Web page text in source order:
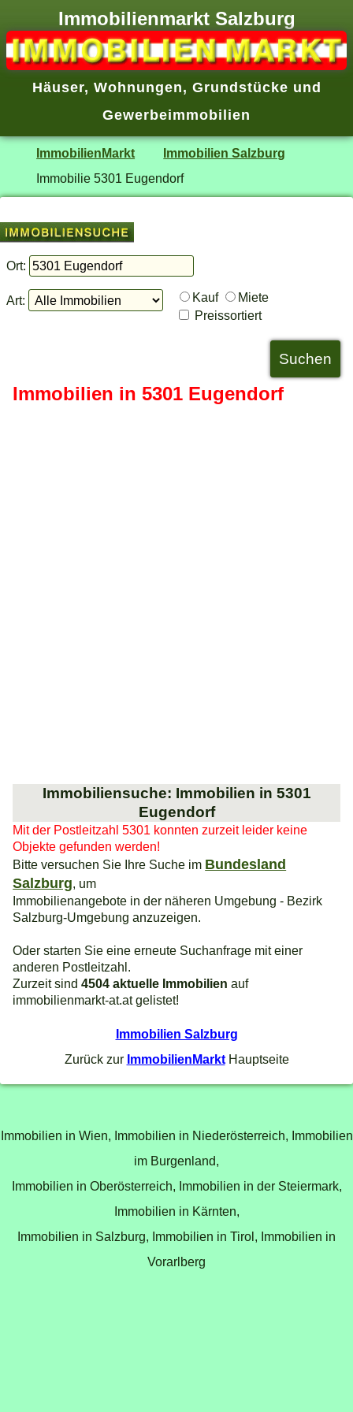
Immobilienmarkt Salzburg
Häuser, Wohnungen, Grundstücke und
Gewerbeimmobilien
ImmobilienMarkt
Immobilien Salzburg
Immobilie 5301 Eugendorf
Ort:
Art: Kauf
Miete
Preissortiert
Immobilien in 5301 Eugendorf
Immobiliensuche: Immobilien in 5301
Eugendorf
Mit der Postleitzahl 5301 konnten zurzeit leider keine
Objekte gefunden werden!
Bitte versuchen Sie Ihre Suche im Bundesland
Salzburg, um
Immobilienangebote in der näheren Umgebung - Bezirk
Salzburg-Umgebung anzuzeigen.
Oder starten Sie eine erneute Suchanfrage mit einer
anderen Postleitzahl.
Zurzeit sind4504 aktuelle Immobilien auf
immobilienmarkt-at.at gelistet!
Immobilien Salzburg
Zurück zur ImmobilienMarktHauptseite
Immobilien in Wien, Immobilien in Niederösterreich, Immobilien
im Burgenland,
Immobilien in Oberösterreich, Immobilien in der Steiermark,
Immobilien in Kärnten,
Immobilien in Salzburg, Immobilien in Tirol, Immobilien in
Vorarlberg